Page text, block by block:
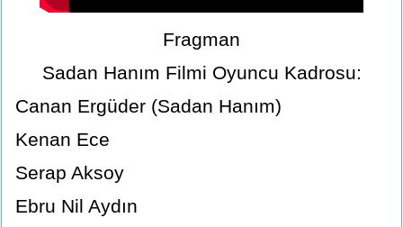
Fragman
Sadan Hanım Filmi Oyuncu Kadrosu:
Canan Ergüder (Sadan Hanım)
Kenan Ece
Serap Aksoy
Ebru Nil Aydın